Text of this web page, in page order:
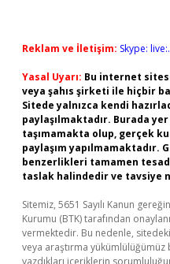
Reklam ve İletişim: Skype:
Yasal Uyarı: Bu internet
veya şahıs şirketi ile hiçbir
Sitede yalnızca kendi
paylaşılmaktadır. Burada
taşımamakta olup, gerçek
paylaşım yapılmamaktadır.
benzerlikleri tamamen
taslak halindedir ve tavsiye
Sitemiz, 5651 Sayılı Kanun
Kurumu (BTK) tarafından
vermektedir. Bu nedenle,
veya araştırma
yazdıkları içeriklerin